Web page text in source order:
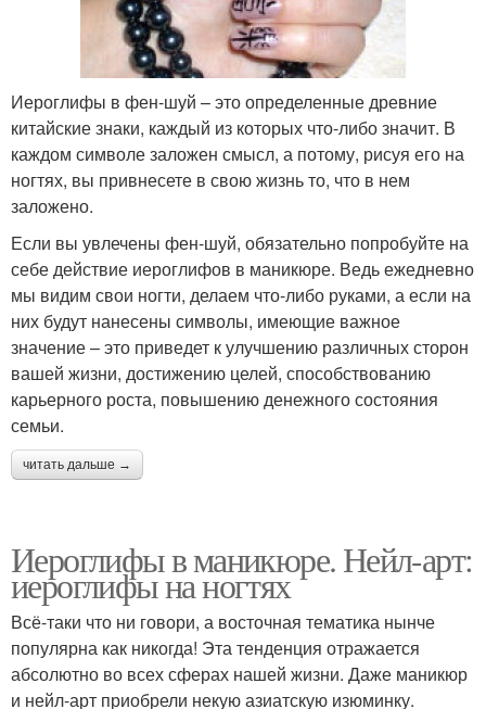
Иероглифы в фен-шуй – это определенные древние
китайские знаки, каждый из которых что-либо значит. В
каждом символе заложен смысл, а потому, рисуя его на
ногтях, вы привнесете в свою жизнь то, что в нем
заложено.
Если вы увлечены фен-шуй, обязательно попробуйте на
себе действие иероглифов в маникюре. Ведь ежедневно
мы видим свои ногти, делаем что-либо руками, а если на
них будут нанесены символы, имеющие важное
значение – это приведет к улучшению различных сторон
вашей жизни, достижению целей, способствованию
карьерного роста, повышению денежного состояния
семьи.
читать дальше →
Иероглифы в маникюре. Нейл-арт:
иероглифы на ногтях
Всё-таки что ни говори, а восточная тематика нынче
популярна как никогда! Эта тенденция отражается
абсолютно во всех сферах нашей жизни. Даже маникюр
и нейл-арт приобрели некую азиатскую изюминку.